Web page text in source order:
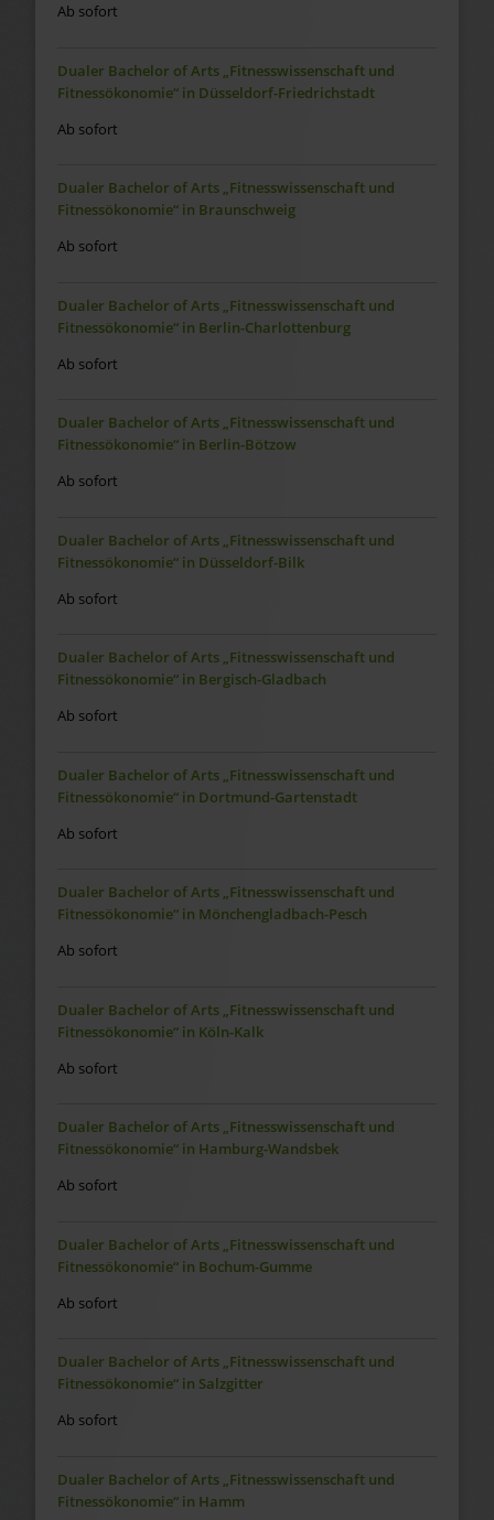
Ab sofort
Dualer Bachelor of Arts „Fitnesswissenschaft und
Fitnessökonomie“ in Düsseldorf-Friedrichstadt
Ab sofort
Dualer Bachelor of Arts „Fitnesswissenschaft und
Fitnessökonomie“ in Braunschweig
Ab sofort
Dualer Bachelor of Arts „Fitnesswissenschaft und
Fitnessökonomie“ in Berlin-Charlottenburg
Ab sofort
Dualer Bachelor of Arts „Fitnesswissenschaft und
Fitnessökonomie“ in Berlin-Bötzow
Ab sofort
Dualer Bachelor of Arts „Fitnesswissenschaft und
Fitnessökonomie“ in Düsseldorf-Bilk
Ab sofort
Dualer Bachelor of Arts „Fitnesswissenschaft und
Fitnessökonomie“ in Bergisch-Gladbach
Ab sofort
Dualer Bachelor of Arts „Fitnesswissenschaft und
Fitnessökonomie“ in Dortmund-Gartenstadt
Ab sofort
Dualer Bachelor of Arts „Fitnesswissenschaft und
Fitnessökonomie“ in Mönchengladbach-Pesch
Ab sofort
Dualer Bachelor of Arts „Fitnesswissenschaft und
Fitnessökonomie“ in Köln-Kalk
Ab sofort
Dualer Bachelor of Arts „Fitnesswissenschaft und
Fitnessökonomie“ in Hamburg-Wandsbek
Ab sofort
Dualer Bachelor of Arts „Fitnesswissenschaft und
Fitnessökonomie“ in Bochum-Gumme
Ab sofort
Dualer Bachelor of Arts „Fitnesswissenschaft und
Fitnessökonomie“ in Salzgitter
Ab sofort
Dualer Bachelor of Arts „Fitnesswissenschaft und
Fitnessökonomie“ in Hamm